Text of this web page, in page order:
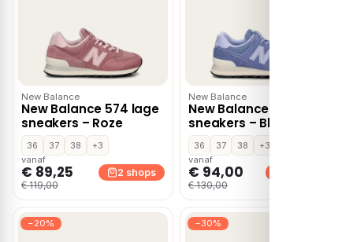
New Balance
New Balance 574 lage
sneakers – Roze
36 37 38
+3
vanaf
€ 89,25
€ 119,00
2 shops
New Balance
New Balance 574 lage
sneakers – Blauw
36 37 38
+3
vanaf
€ 94,00
€ 130,00
−20% −30%